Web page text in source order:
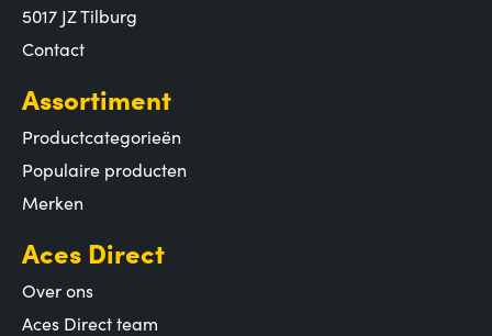
5017 JZ Tilburg
Contact
Assortiment
Productcategorieën
Populaire producten
Merken
Aces Direct
Over ons
Aces Direct team